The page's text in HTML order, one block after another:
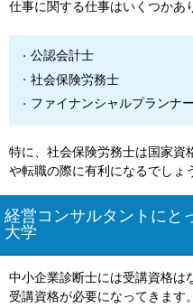
仕事に関する仕事はいくつかあ
公認会計士
社会保険労務士
ファイナンシャルプランナー
特に、社会保険労務士は国家資
や転職の際に有利になるでしょ
経営コンサルタントにと
大学
中小企業診断士には受講資格は
受講資格が必要になってきます